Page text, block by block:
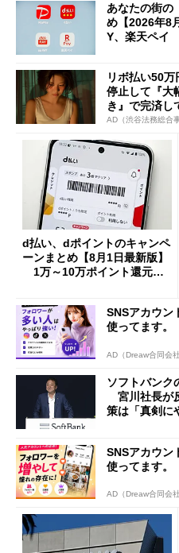
あなたの街の
め【2026年8
Y、楽天ペイ
リボ払い50
停止して『大
き』で完済し
AD（渋谷法務総合
d払い、dポイントのキャンペ
ーンまとめ【8月1日最新版】
1万～10万ポイント還元の
SNSアカウン
使ってます。
AD（Dreaw合同会社
ソフトバンク
宮川社長が
策は「真剣に
SNSアカウン
使ってます。
AD（Dreaw合同会社